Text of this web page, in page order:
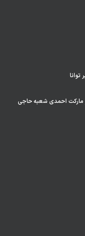
مارکت احمدی شعبه حاجی